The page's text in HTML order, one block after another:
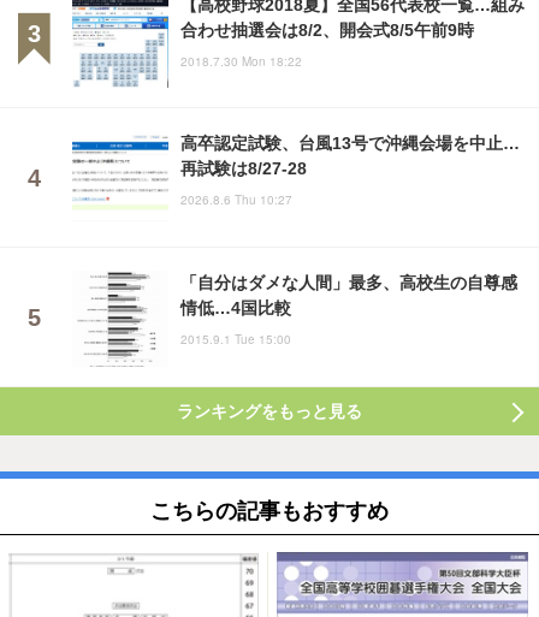
【高校野球2018夏】全国56代表校一覧…組み
合わせ抽選会は8/2、開会式8/5午前9時
2018.7.30 Mon 18:22
高卒認定試験、台風13号で沖縄会場を中止…
再試験は8/27-28
2026.8.6 Thu 10:27
「自分はダメな人間」最多、高校生の自尊感
情低…4国比較
2015.9.1 Tue 15:00
ランキングをもっと見る
こちらの記事もおすすめ